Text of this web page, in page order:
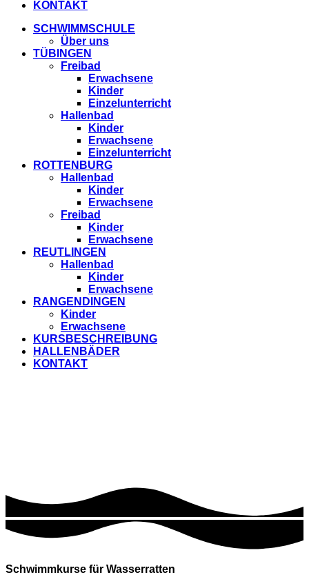
KONTAKT
SCHWIMMSCHULE
Über uns
TÜBINGEN
Freibad
Erwachsene
Kinder
Einzelunterricht
Hallenbad
Kinder
Erwachsene
Einzelunterricht
ROTTENBURG
Hallenbad
Kinder
Erwachsene
Freibad
Kinder
Erwachsene
REUTLINGEN
Hallenbad
Kinder
Erwachsene
RANGENDINGEN
Kinder
Erwachsene
KURSBESCHREIBUNG
HALLENBÄDER
KONTAKT
Schwimmkurse für Wasserratten